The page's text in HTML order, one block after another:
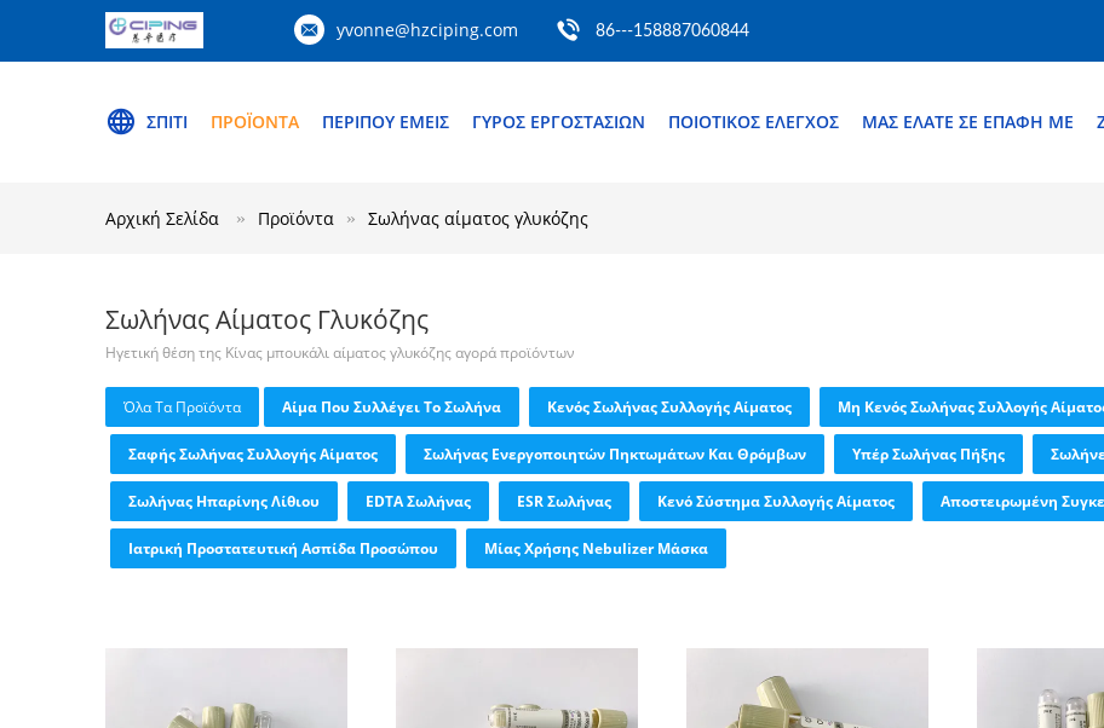
yvonne@hzciping.com 86---158887060844
ΣΠΊΤΙ ΠΡΟΪΌΝΤΑ ΠΕΡΊΠΟΥ ΕΜΕΊΣ ΓΎΡΟΣ ΕΡΓΟΣΤΑΣΊΩΝ ΠΟΙΟΤΙΚΌΣ ΈΛΕΓΧΟΣ ΜΑΣ ΕΛΆΤΕ ΣΕ ΕΠΑΦΉ ΜΕ
Αρχική Σελίδα Προϊόντα Σωλήνας αίματος γλυκόζης
Σωλήνας Αίματος Γλυκόζης
Ηγετική θέση της Κίνας μπουκάλι αίματος γλυκόζης αγορά προϊόντων
Όλα Τα Προϊόντα Αίμα Που Συλλέγει Το Σωλήνα Κενός Σωλήνας Συλλογής Αίματος Μη Κενός Σωλήνας Συλλογής
Σαφής Σωλήνας Συλλογής Αίματος Σωλήνας Ενεργοποιητών Πηκτωμάτων Και Θρόμβων Υπέρ Σωλήνας Πήξης
Σωλήνας Ηπαρίνης Λίθιου EDTA Σωλήνας ESR Σωλήνας Κενό Σύστημα Συλλογής Αίματος Αποστειρωμένη
Ιατρική Προστατευτική Ασπίδα Προσώπου Μίας Χρήσης Nebulizer Μάσκα